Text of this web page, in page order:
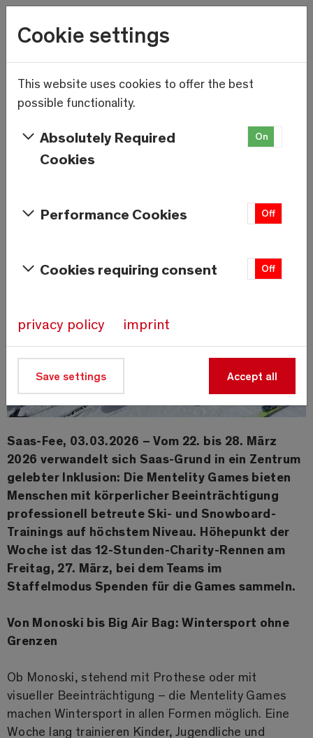
Skip to main content
11.4°C
Wetter
Mentelity Games 2026:
Inklusions-Wintersportwoche
mit 12-Stunden-Charity-
Saas-Fee, 03.03.2026 – Vom 22. bis 28. März
2026 verwandelt sich Saas-Grund in ein Zentrum
gelebter Inklusion: Die Mentelity Games bieten
Menschen mit körperlicher Beeinträchtigung
professionell betreute Ski- und Snowboard-
Trainings auf höchstem Niveau. Höhepunkt der
Woche ist das 12-Stunden-Charity-Rennen am
Freitag, 27. März, bei dem Teams im
Staffelmodus Spenden für die Games sammeln.
Von Monoski bis Big Air Bag: Wintersport ohne
Grenzen
Ob Monoski, stehend mit Prothese oder mit
visueller Beeinträchtigung – die Mentelity Games
machen Wintersport in allen Formen möglich. Eine
Woche lang trainieren Kinder, Jugendliche und
Cookie settings
This website uses cookies to offer the best
possible functionality.
Absolutely Required
Cookies
On
Performance Cookies Off
Cookies requiring consent Off
privacy policy imprint
Save settings Accept all